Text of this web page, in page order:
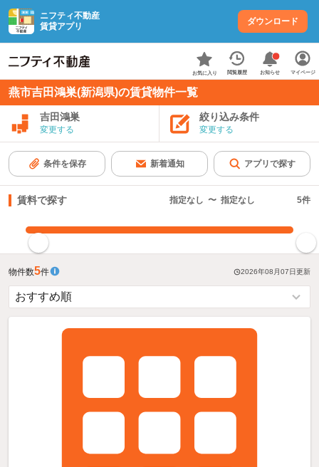
ニフティ不動産
賃貸アプリ
ダウンロード
お気に入り 閲覧履歴 お知らせ マイページ
燕市吉田鴻巣(新潟県)の賃貸物件一覧
吉田鴻巣
変更する
絞り込み条件
変更する
条件を保存 新着通知 アプリで探す
賃料で探す 指定なし 〜 指定なし 5件
物件数5件 2026年08月07日更新